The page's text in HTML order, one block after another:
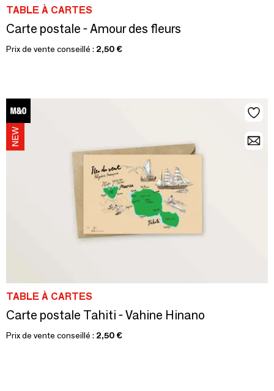
TABLE À CARTES
Carte postale - Amour des fleurs
Prix de vente conseillé : 2,50 €
TABLE À CARTES
Carte postale Tahiti - Vahine Hinano
Prix de vente conseillé : 2,50 €